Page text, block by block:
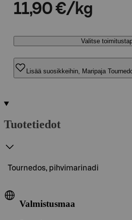
11,90 €/kg
Valitse
Lisää suosikkeihin, Maripaja
Tuotetiedot
Tournedos, pihvimarinadi
Valmistusmaa